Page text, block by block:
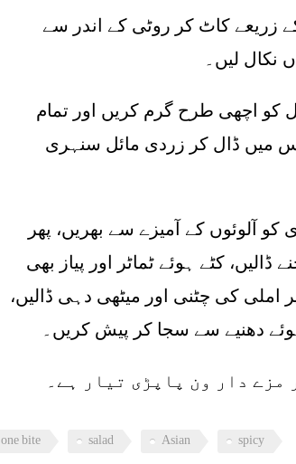
زریعے کاٹ کر روٹی کے اندر سے
نکال لیں۔
کو اچھی طرح گرم کریں اور تمام
میں ڈال کر زردی مائل سنہری
کو آلوئوں کے آمیزے سے بھریں، پھر
ڈالیں، کٹے ہوئے ٹماٹر اور پیاز بھی
املی کی چٹنی اور میٹھی دہی ڈالیں،
دھنیے سے سجا کر پیش کریں۔
مزے دار ون پاپڑی تیار ہے۔
one bite salad Asian spicy